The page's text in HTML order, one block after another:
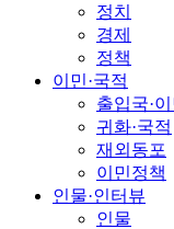
정치
경제
정책
이민·국적
출입국·
귀화·국적
재외동포
이민정책
인물·인터뷰
인물